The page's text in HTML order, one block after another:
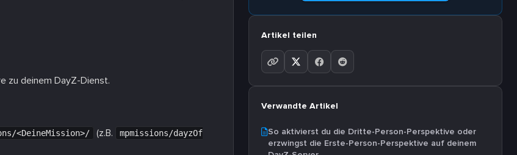
zu deinem DayZ-Dienst.
<DeineMission>/ (z.B.
mpmissions/dayzOf
Artikel teilen
Verwandte Artikel
So aktivierst du die Dritte-Person-Perspektive oder
erzwingst die Erste-Person-Perspektive auf deinem